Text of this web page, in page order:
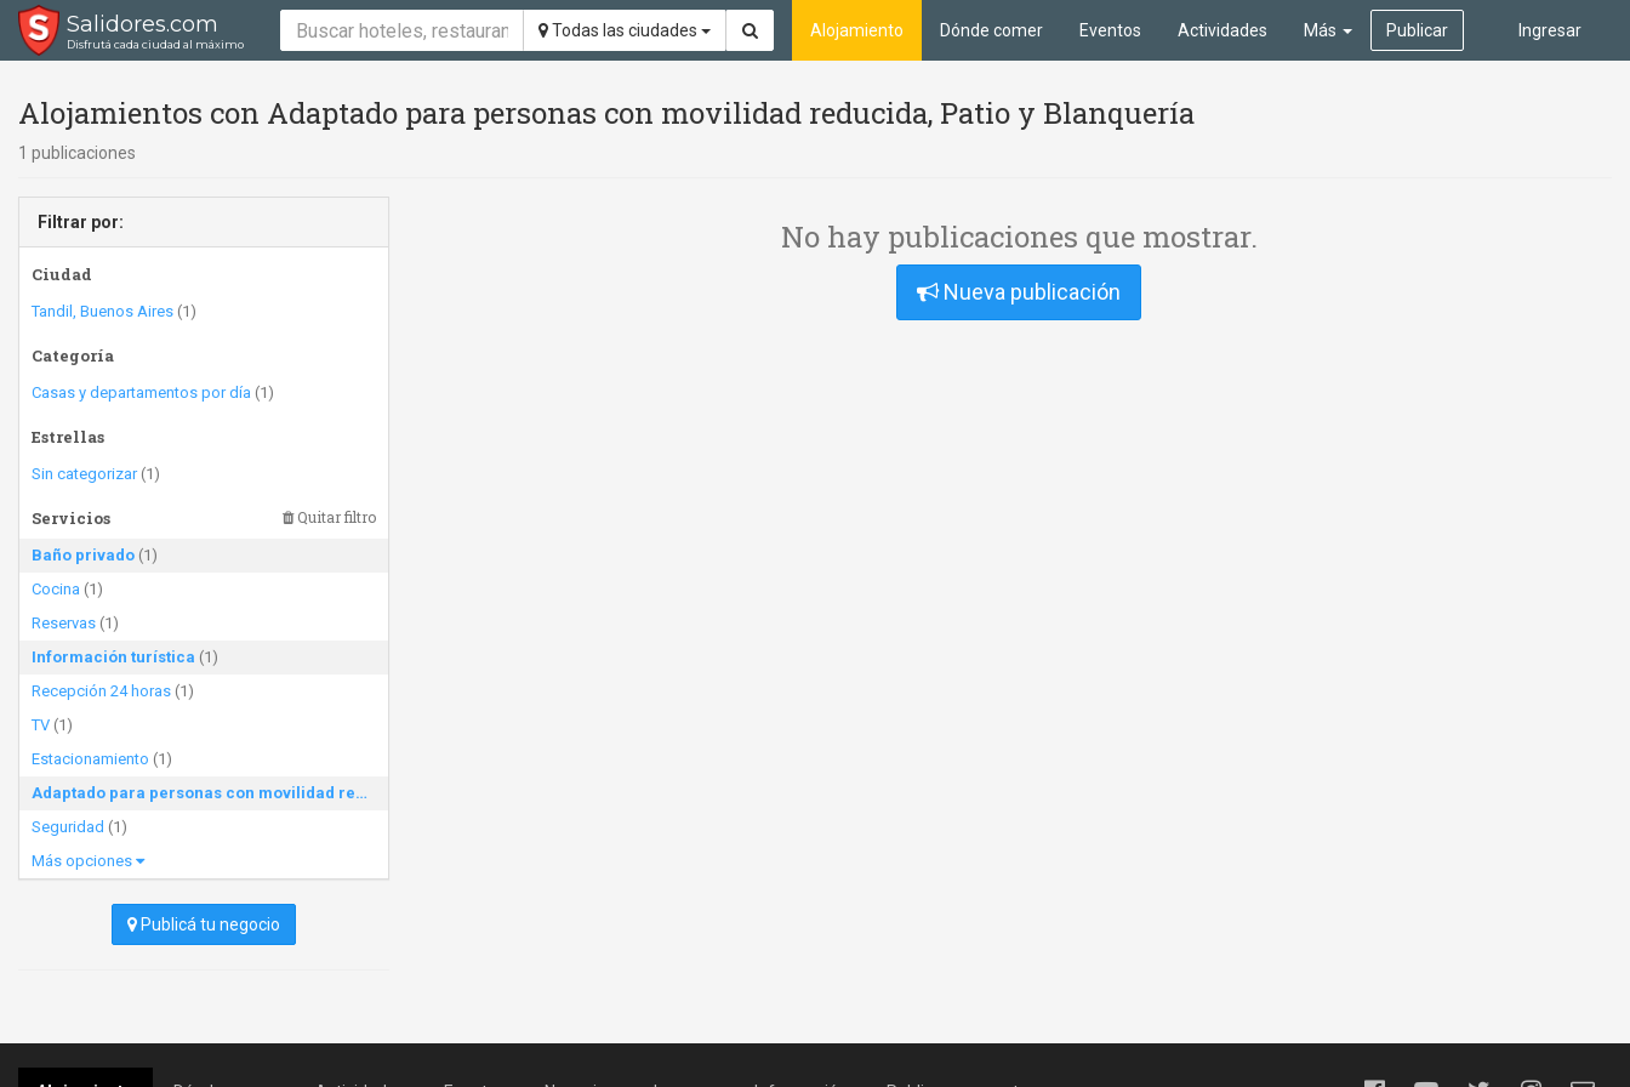
Salidores.com
Disfrutá cada ciudad al máximo
Todas las ciudades Ingresar
Alojamiento Dónde comer Eventos Actividades Más Publicar
Alojamientos con Adaptado para personas con movilidad reducida, Patio y Blanquería
1 publicaciones
Filtrar por:
Ciudad
Tandil, Buenos Aires (1)
Categoría
Casas y departamentos por día (1)
Estrellas
Sin categorizar(1)
Servicios Quitar filtro
Baño privado (1)
Cocina (1)
Reservas (1)
Información turística (1)
Recepción 24 horas (1)
TV (1)
Estacionamiento (1)
Adaptado para personas con movilidad reducida
Seguridad (1)
Más opciones
Publicá tu negocio
No hay publicaciones que mostrar.
Nueva publicación